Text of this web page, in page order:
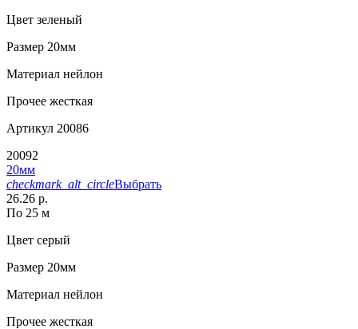
Цвет зеленый
Размер 20мм
Материал нейлон
Прочее жесткая
Артикул 20086
20092
20мм
checkmark_alt_circleВыбрать
26.26 р.
По 25 м
Цвет серый
Размер 20мм
Материал нейлон
Прочее жесткая